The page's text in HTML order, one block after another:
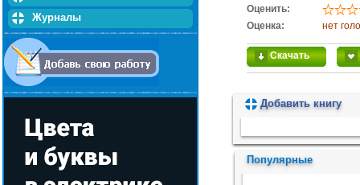
Журналы
Оценить:
Оценка:
нет
Скачать
Добавить книгу
Популярные